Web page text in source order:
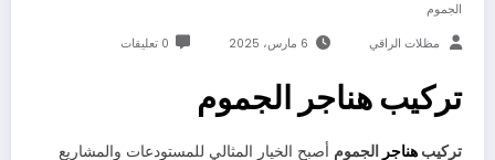
الجموم
مظلات الراقي 6 مارس، 2025 0 تعليقات
تركيب هناجر الجموم
تركيب هناجر الجموم أصبح الخيار المثالي للمستودعات والمشاريع